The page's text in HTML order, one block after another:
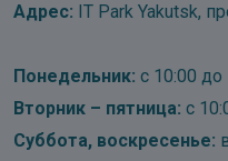
Адрес: IT Park Yakutsk,
Понедельник: с 10:00 до
Вторник – пятница: с
Суббота, воскресенье: